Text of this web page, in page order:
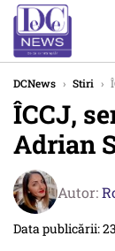
DCNews › Stiri ›
ÎCCJ,
Adrian
Autor:
Data publicării: